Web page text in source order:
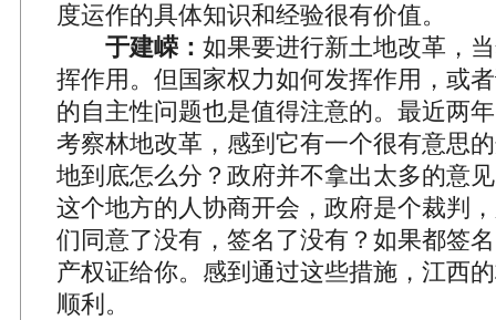
度运作的具体知识和经验很有价值。
于建嵘： 如果要进行新土地改革，
挥作用。但国家权力如何发挥作用，或
的自主性问题也是值得注意的。最近两
考察林地改革，感到它有一个很有意思
地到底怎么分？政府并不拿出太多的意
这个地方的人协商开会，政府是个裁判
们同意了没有，签名了没有？如果都签
产权证给你。感到通过这些措施，江西
顺利。